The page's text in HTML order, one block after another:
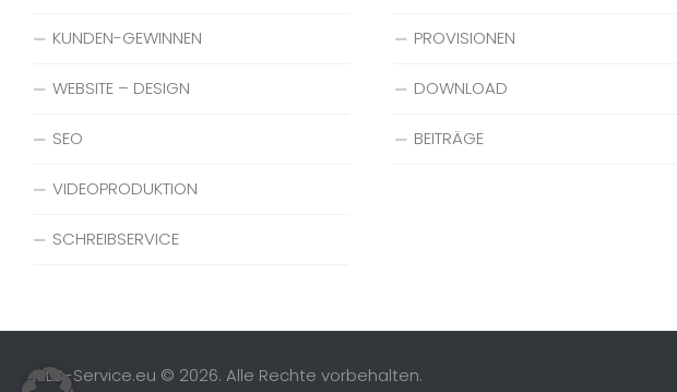
KUNDEN-GEWINNEN
WEBSITE – DESIGN
SEO
VIDEOPRODUKTION
SCHREIBSERVICE
PROVISIONEN
DOWNLOAD
BEITRÄGE
MLD-Service.eu © 2026. Alle Rechte vorbehalten.